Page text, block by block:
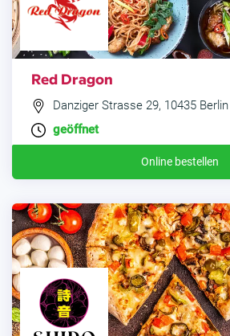
Red Dragon
Danziger Strasse 29, 10435 Berlin
geöffnet
Online bestellen